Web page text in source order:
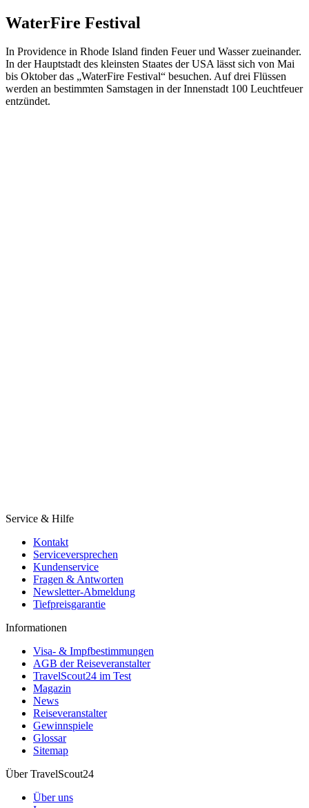
WaterFire Festival
In Providence in Rhode Island finden Feuer und Wasser zueinander.
In der Hauptstadt des kleinsten Staates der USA lässt sich von Mai
bis Oktober das „WaterFire Festival“ besuchen. Auf drei Flüssen
werden an bestimmten Samstagen in der Innenstadt 100 Leuchtfeuer
entzündet.
Service & Hilfe
Kontakt
Serviceversprechen
Kundenservice
Fragen & Antworten
Newsletter-Abmeldung
Tiefpreisgarantie
Informationen
Visa- & Impfbestimmungen
AGB der Reiseveranstalter
TravelScout24 im Test
Magazin
News
Reiseveranstalter
Gewinnspiele
Glossar
Sitemap
Über TravelScout24
Über uns